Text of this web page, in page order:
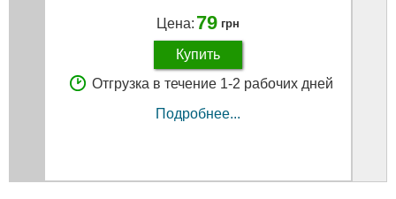
Цена: 79 грн
Купить
Отгрузка в течение 1-2 рабочих дней
Подробнее...